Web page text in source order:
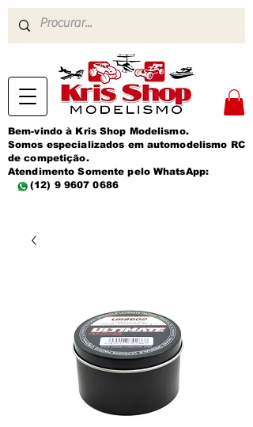
Bem-vindo à Kris Shop Modelismo.
Somos especializados em automodelismo RC
de competição.
Atendimento Somente pelo WhatsApp:
(12) 9 9607 0686